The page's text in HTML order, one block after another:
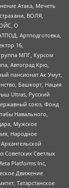
Атака, Мечеть
ВОЛЯ,
О
Артподготовка,
16,
МПГ, Курсом
Автоград Крю,
пансионат Ак Умут,
Башкорт, Нация
Ultras, Русский
союз, Фонд
Навального,
Мужское
Народное
Светлых
Platforms Inc,
Движение
Татарстанское